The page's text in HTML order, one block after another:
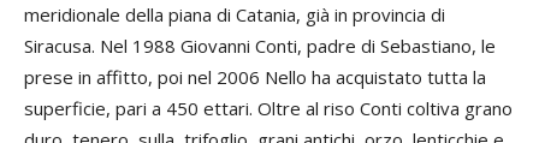
meridionale della piana di Catania, già in provincia di
Siracusa. Nel 1988 Giovanni Conti, padre di Sebastiano, le
prese in affitto, poi nel 2006 Nello ha acquistato tutta la
superficie, pari a 450 ettari. Oltre al riso Conti coltiva grano